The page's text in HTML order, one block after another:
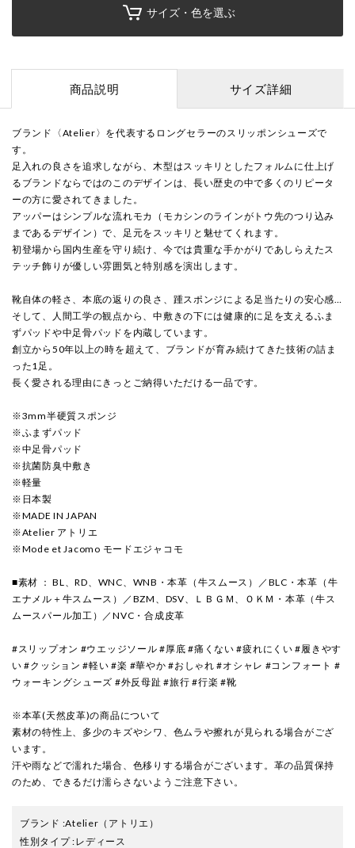
サイズ・色を選ぶ
商品説明 サイズ詳細
ブランド〈Atelier〉を代表するロングセラーのスリッポンシューズで
す。
足入れの良さを追求しながら、木型はスッキリとしたフォルムに仕上げ
るブランドならではのこのデザインは、長い歴史の中で多くのリピータ
ーの方に愛されてきました。
アッパーはシンプルな流れモカ（モカシンのラインがトウ先のつり込み
まであるデザイン）で、足元をスッキリと魅せてくれます。
初登場から国内生産を守り続け、今では貴重な手かがりであしらえたス
テッチ飾りが優しい雰囲気と特別感を演出します。
靴自体の軽さ、本底の返りの良さ、踵スポンジによる足当たりの安心感…
そして、人間工学の観点から、中敷きの下には健康的に足を支えるふま
ずパッドや中足骨パッドを内蔵しています。
創立から50年以上の時を超えて、ブランドが育み続けてきた技術の詰ま
った1足。
長く愛される理由にきっとご納得いただける一品です。
※3mm半硬質スポンジ
※ふまずパッド
※中足骨パッド
※抗菌防臭中敷き
※軽量
※日本製
※MADE IN JAPAN
※Atelier アトリエ
※Mode et Jacomo モードエジャコモ
■素材 ： BL、RD、WNC、WNB・本革（牛スムース）／BLC・本革（牛
エナメル＋牛スムース）／BZM、DSV、ＬＢＧＭ、ＯＫＭ・本革（牛ス
ムースパール加工）／NVC・合成皮革
#スリップオン #ウエッジソール #厚底 #痛くない #疲れにくい #履きやす
い #クッション #軽い #楽 #華やか #おしゃれ #オシャレ #コンフォート #
ウォーキングシューズ #外反母趾 #旅行 #行楽 #靴
※本革(天然皮革)の商品について
素材の特性上、多少のキズやシワ、色ムラや擦れが見られる場合がござ
います。
汗や雨などで濡れた場合、色移りする場合がございます。革の品質保持
のため、できるだけ濡らさないようご注意下さい。
ブランド :Atelier （アトリエ）
性別タイプ:レディース